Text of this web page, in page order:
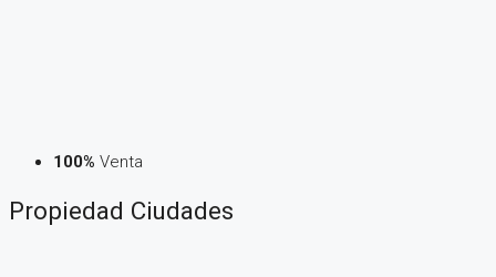
100% Venta
Propiedad Ciudades